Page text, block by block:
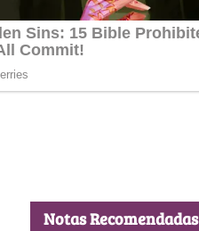
Notas Recomendadas